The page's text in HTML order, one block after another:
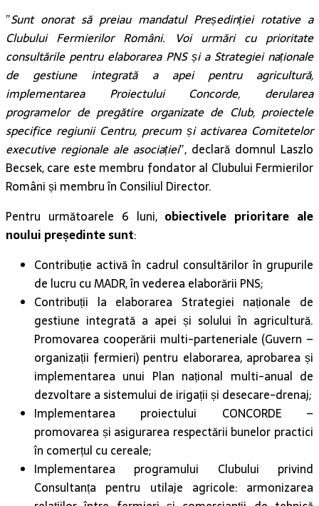
”Sunt onorat să preiau mandatul Președinției rotative a
Clubului Fermierilor Români. Voi urmări cu prioritate
consultările pentru elaborarea PNS și a Strategiei naționale
de gestiune integrată a apei pentru agricultură,
implementarea Proiectului Concorde, derularea
programelor de pregătire organizate de Club, proiectele
specifice regiunii Centru, precum și activarea Comitetelor
executive regionale ale asociației”, declară domnul Laszlo
Becsek, care este membru fondator al Clubului Fermierilor
Români și membru în Consiliul Director.
Pentru următoarele 6 luni, obiectivele prioritare ale
noului președinte sunt:
Contribuție activă în cadrul consultărilor în grupurile
de lucru cu MADR, în vederea elaborării PNS;
Contribuții la elaborarea Strategiei naționale de
gestiune integrată a apei și solului în agricultură.
Promovarea cooperării multi-parteneriale (Guvern –
organizații fermieri) pentru elaborarea, aprobarea și
implementarea unui Plan național multi-anual de
dezvoltare a sistemului de irigații și desecare-drenaj;
Implementarea proiectului CONCORDE –
promovarea și asigurarea respectării bunelor practici
în comerțul cu cereale;
Implementarea programului Clubului privind
Consultanța pentru utilaje agricole: armonizarea